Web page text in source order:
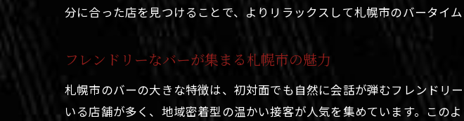
札幌市のバーで会
フレンドリーなバ
バーを通じて札幌
分に合った店を見つけることで、よりリラックスして札幌市のバータイム
フレンドリーなバーが集まる札幌市の魅力
札幌市のバーの大きな特徴は、初対面でも自然に会話が弾むフレンドリ
いる店舗が多く、地域密着型の温かい接客が人気を集めています。この